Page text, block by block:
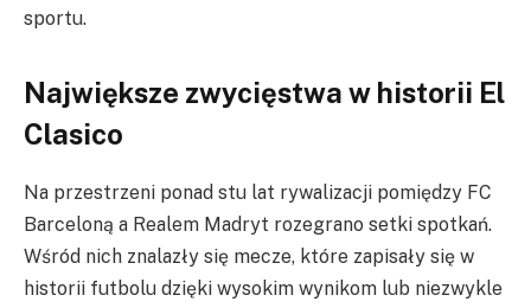
sportu.
Największe zwycięstwa w historii El
Clasico
Na przestrzeni ponad stu lat rywalizacji pomiędzy FC
Barceloną a Realem Madryt rozegrano setki spotkań.
Wśród nich znalazły się mecze, które zapisały się w
historii futbolu dzięki wysokim wynikom lub niezwykle